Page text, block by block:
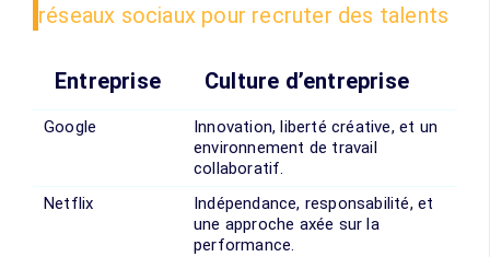
réseaux sociaux pour recruter des talents
Entreprise Culture d’entreprise
Google
Innovation, liberté créative, et un
environnement de travail
collaboratif.
Netflix
Indépendance, responsabilité, et
une approche axée sur la
performance.